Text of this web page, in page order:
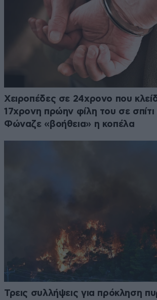
Χειροπέδες σε 24χρονο που
17χρονη πρώην φίλη του σε
Φώναζε «βοήθεια» η κοπέλα
Τρεις συλλήψεις για πρόκληση